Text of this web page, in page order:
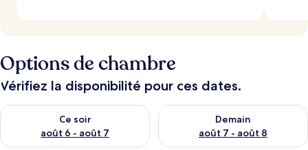
Options de chambre
Vérifiez la disponibilité pour ces dates.
Ce soir
août 6 - août 7
Vérifier la disponibilité pour ce soir août 6 - août 7
Demain
août 7 - août 8
Vérifier la disponibilité pour